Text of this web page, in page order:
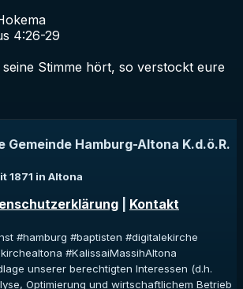
4:26-29
Stimme hört, so verstockt eure
Gemeinde Hamburg-Altona K.d.ö.R.
1871 in Altona
Kontakt
#hamburg #baptisten #digitalekirche
#KalissaiMassihAltona
unserer berechtigten Interessen (d.h.
Optimierung und wirtschaftlichem Betrieb